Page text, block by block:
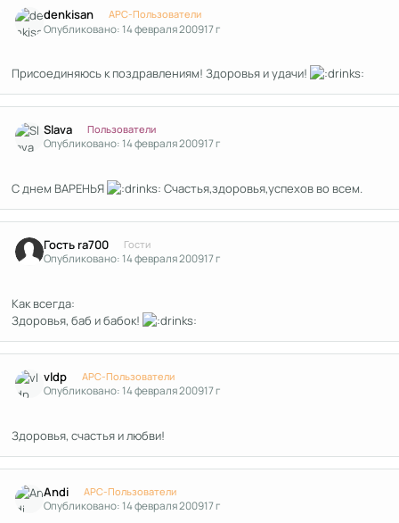
denkisan APC-Пользователи
Опубликовано:14 февраля 200917 г
Присоединяюсь к поздравлениям! Здоровья и удачи!
Slava Пользователи
Опубликовано:14 февраля 200917 г
С днем ВАРЕНЬЯ Счастья,здоровья,успехов во всем.
Гость ra700 Гости
Опубликовано:14 февраля 200917 г
Как всегда:
Здоровья, баб и бабок!
vldp APC-Пользователи
Опубликовано:14 февраля 200917 г
Здоровья, счастья и любви!
Andi APC-Пользователи
Опубликовано:14 февраля 200917 г